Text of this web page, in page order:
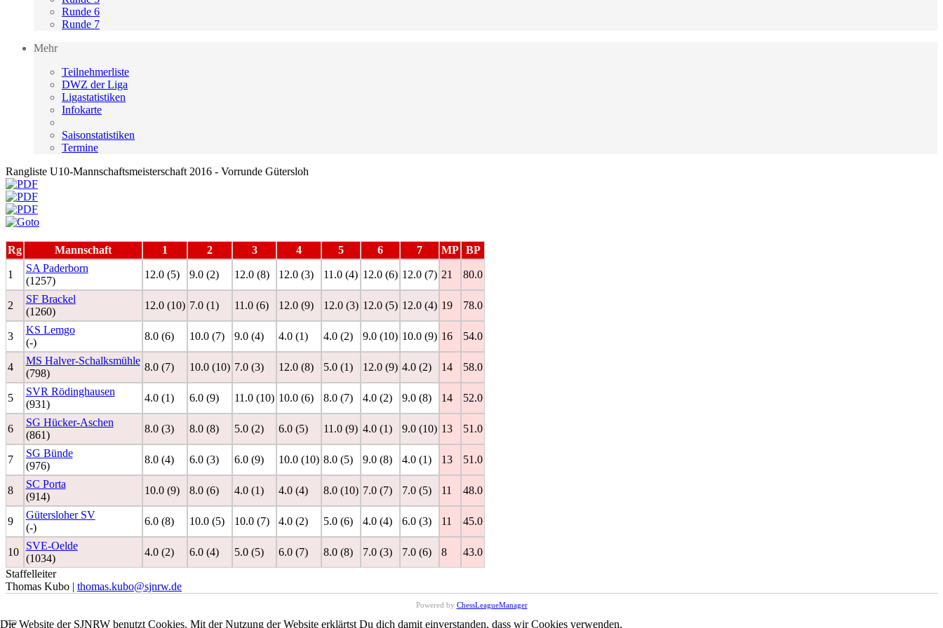
Runde 6
Runde 7
Mehr
Teilnehmerliste
DWZ der Liga
Ligastatistiken
Infokarte
Saisonstatistiken
Termine
Rangliste U10-Mannschaftsmeisterschaft 2016 - Vorrunde Gütersloh
Rg Mannschaft 1 2 3 4 5 6 7 MP BP
1
SA Paderborn
(1257)
12.0 (5) 9.0 (2) 12.0 (8) 12.0 (3) 11.0 (4) 12.0 (6) 12.0 (7) 21 80.0
2
SF Brackel
(1260)
12.0 (10) 7.0 (1) 11.0 (6) 12.0 (9) 12.0 (3) 12.0 (5) 12.0 (4) 19 78.0
3
KS Lemgo
(-)
8.0 (6) 10.0 (7) 9.0 (4) 4.0 (1) 4.0 (2) 9.0 (10) 10.0 (9) 16 54.0
4
MS Halver-Schalksmühle
(798)
8.0 (7) 10.0 (10) 7.0 (3) 12.0 (8) 5.0 (1) 12.0 (9) 4.0 (2) 14 58.0
5
SVR Rödinghausen
(931)
4.0 (1) 6.0 (9) 11.0 (10) 10.0 (6) 8.0 (7) 4.0 (2) 9.0 (8) 14 52.0
6
SG Hücker-Aschen
(861)
8.0 (3) 8.0 (8) 5.0 (2) 6.0 (5) 11.0 (9) 4.0 (1) 9.0 (10) 13 51.0
7
SG Bünde
(976)
8.0 (4) 6.0 (3) 6.0 (9) 10.0 (10) 8.0 (5) 9.0 (8) 4.0 (1) 13 51.0
8
SC Porta
(914)
10.0 (9) 8.0 (6) 4.0 (1) 4.0 (4) 8.0 (10) 7.0 (7) 7.0 (5) 11 48.0
9
Gütersloher SV
(-)
6.0 (8) 10.0 (5) 10.0 (7) 4.0 (2) 5.0 (6) 4.0 (4) 6.0 (3) 11 45.0
10
SVE-Oelde
(1034)
4.0 (2) 6.0 (4) 5.0 (5) 6.0 (7) 8.0 (8) 7.0 (3) 7.0 (6) 8
43.0
Staffelleiter
Thomas Kubo | thomas.kubo@sjnrw.de
Powered by ChessLeagueManager
Die Website der SJNRW benutzt Cookies. Mit der Nutzung der Website erklärtst Du dich damit einverstanden, dass wir Cookies verwenden.